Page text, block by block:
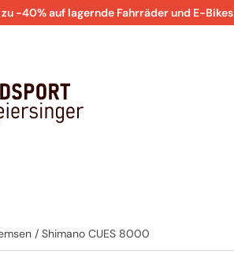
zu -40% auf lagernde Fahrräder und E-Bikes
/ Shimano CUES 8000